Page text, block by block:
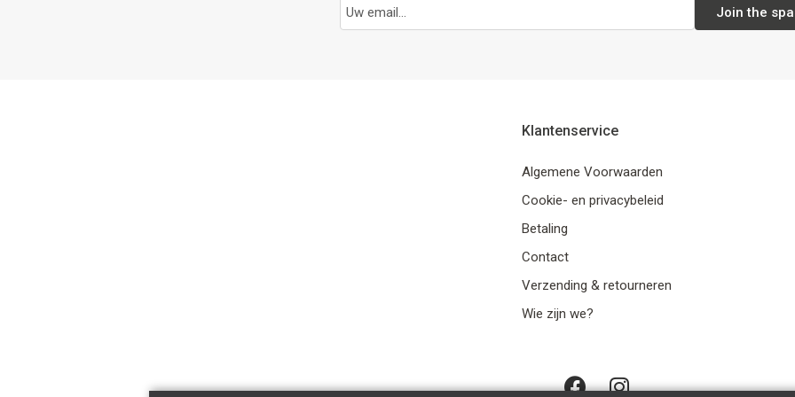
Join the
Klantenservice
Algemene Voorwaarden
Cookie- en privacybeleid
Betaling
Contact
Verzending & retourneren
Wie zijn we?